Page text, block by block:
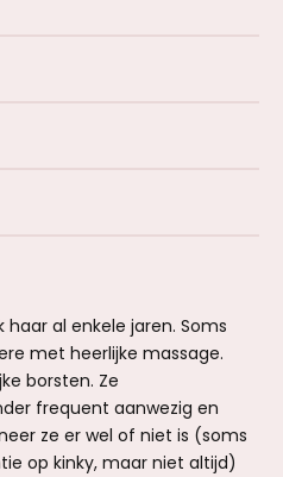
haar al enkele jaren. Soms
met heerlijke massage.
borsten. Ze
frequent aanwezig en
ze er wel of niet is (soms
op kinky, maar niet altijd)